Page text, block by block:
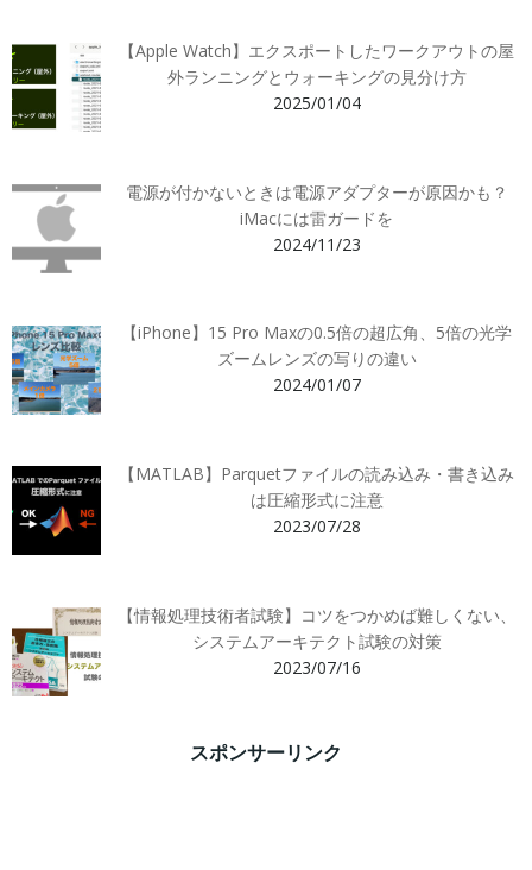
【Apple Watch】エクスポートしたワークアウトの屋
外ランニングとウォーキングの見分け方
2025/01/04
電源が付かないときは電源アダプターが原因かも？
iMacには雷ガードを
2024/11/23
【iPhone】15 Pro Maxの0.5倍の超広角、5倍の光学
ズームレンズの写りの違い
2024/01/07
【MATLAB】Parquetファイルの読み込み・書き込み
は圧縮形式に注意
2023/07/28
【情報処理技術者試験】コツをつかめば難しくない、
システムアーキテクト試験の対策
2023/07/16
スポンサーリンク